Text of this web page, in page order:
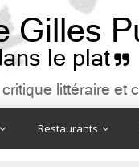
Gilles
le plat 
littéraire
Restaurants